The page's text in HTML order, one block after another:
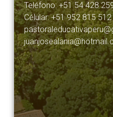
Teléfono: +51 54 428
Célular: +51 952 815 512